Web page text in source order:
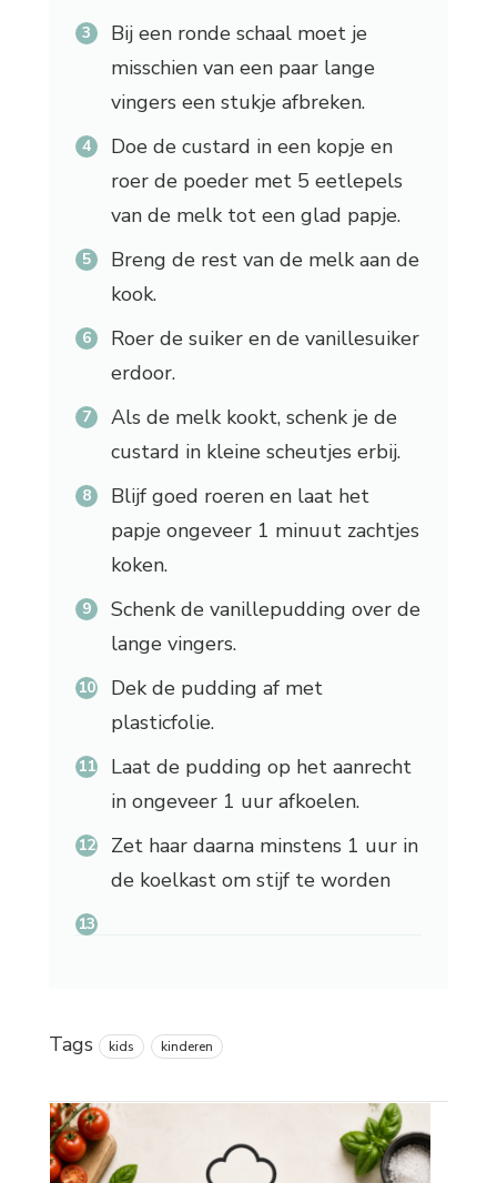
Bij een ronde schaal moet je
misschien van een paar lange
vingers een stukje afbreken.
Doe de custard in een kopje en
roer de poeder met 5 eetlepels
van de melk tot een glad papje.
Breng de rest van de melk aan de
kook.
Roer de suiker en de vanillesuiker
erdoor.
Als de melk kookt, schenk je de
custard in kleine scheutjes erbij.
Blijf goed roeren en laat het
papje ongeveer 1 minuut zachtjes
koken.
Schenk de vanillepudding over de
lange vingers.
Dek de pudding af met
plasticfolie.
Laat de pudding op het aanrecht
in ongeveer 1 uur afkoelen.
Zet haar daarna minstens 1 uur in
de koelkast om stijf te worden
Tags kids kinderen